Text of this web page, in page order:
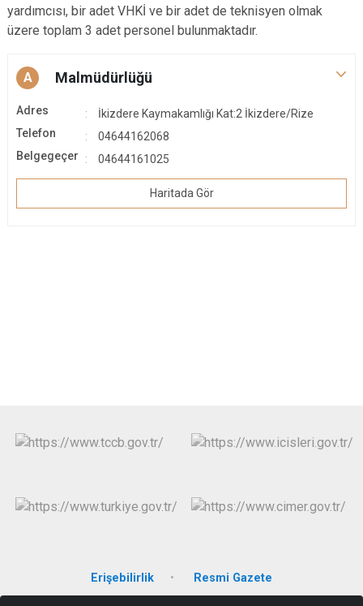
yardımcısı, bir adet VHKİ ve bir adet de teknisyen olmak
üzere toplam 3 adet personel bulunmaktadır.
A Malmüdürlüğü
Adres
İkizdere Kaymakamlığı Kat:2 İkizdere/Rize
Telefon
04644162068
Belgegeçer
04644161025
Haritada Gör
Erişebilirlik Resmi Gazete